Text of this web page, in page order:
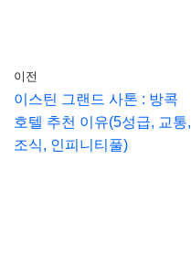
이전
이스틴 그랜드 사톤 : 방콕
호텔 추천 이유(5성급, 교통,
조식, 인피니티풀)